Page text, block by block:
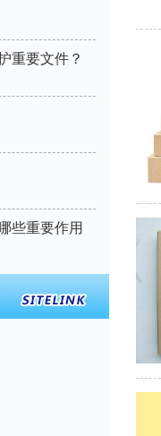
重要文件？
些重要作用